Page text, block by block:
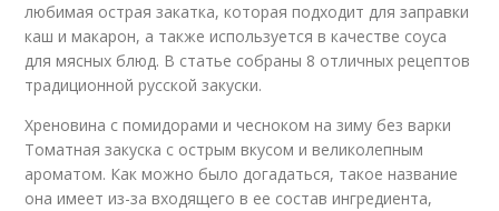
любимая острая закатка, которая подходит для заправки
каш и макарон, а также используется в качестве соуса
для мясных блюд. В статье собраны 8 отличных рецептов
традиционной русской закуски.
Хреновина с помидорами и чесноком на зиму без варки
Томатная закуска с острым вкусом и великолепным
ароматом. Как можно было догадаться, такое название
она имеет из-за входящего в ее состав ингредиента,